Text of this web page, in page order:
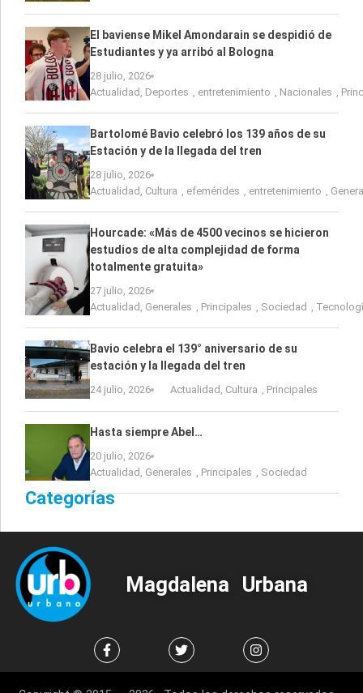
El baviense Mikel Amondarain se despidió de
Estudiantes y ya arribó al Bologna
28 julio, 2026
Actualidad Deportes entretenimiento Nacionales
Bartolomé Bavio celebró los 139 años de su
Estación y de la llegada del tren
28 julio, 2026
Actualidad Cultura efemérides entretenimiento
Hourcade: «Más de 4500 vecinos se hicieron
estudios de alta complejidad de forma
totalmente gratuita»
27 julio, 2026
Actualidad Generales Principales Sociedad
Bavio celebra el 139° aniversario de su
estación y la llegada del tren
24 julio, 2026 Actualidad Cultura Principales
Hasta siempre Abel…
20 julio, 2026
Actualidad Generales Principales Sociedad
Categorías
Magdalena Urbana